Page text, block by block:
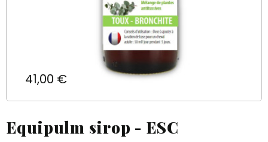
Prix
41,00 €
Equipulm sirop - ESC